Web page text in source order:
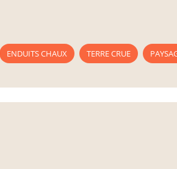
ENDUITS CHAUX TERRE CRUE